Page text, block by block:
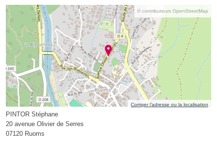
© contributeurs OpenStreetMap
Corriger l’adresse ou la localisation
PINTOR Stéphane
20 avenue Olivier de Serres
07120 Ruoms